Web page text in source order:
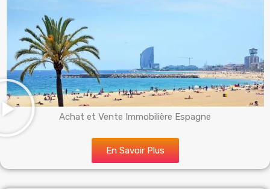
Achat et Vente Immobilière Espagne
En Savoir Plus